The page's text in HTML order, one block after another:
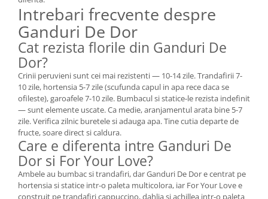
Intrebari frecvente despre
Ganduri De Dor
Cat rezista florile din Ganduri De
Dor?
Crinii peruvieni sunt cei mai rezistenti — 10-14 zile. Trandafirii 7-
10 zile, hortensia 5-7 zile (scufunda capul in apa rece daca se
ofileste), garoafele 7-10 zile. Bumbacul si statice-le rezista indefinit
— sunt elemente uscate. Ca medie, aranjamentul arata bine 5-7
zile. Verifica zilnic buretele si adauga apa. Tine cutia departe de
fructe, soare direct si caldura.
Care e diferenta intre Ganduri De
Dor si For Your Love?
Ambele au bumbac si trandafiri, dar Ganduri De Dor e centrat pe
hortensia si statice intr-o paleta multicolora, iar For Your Love e
construit pe trandafiri cappuccino, dahlia si achillea intr-o paleta